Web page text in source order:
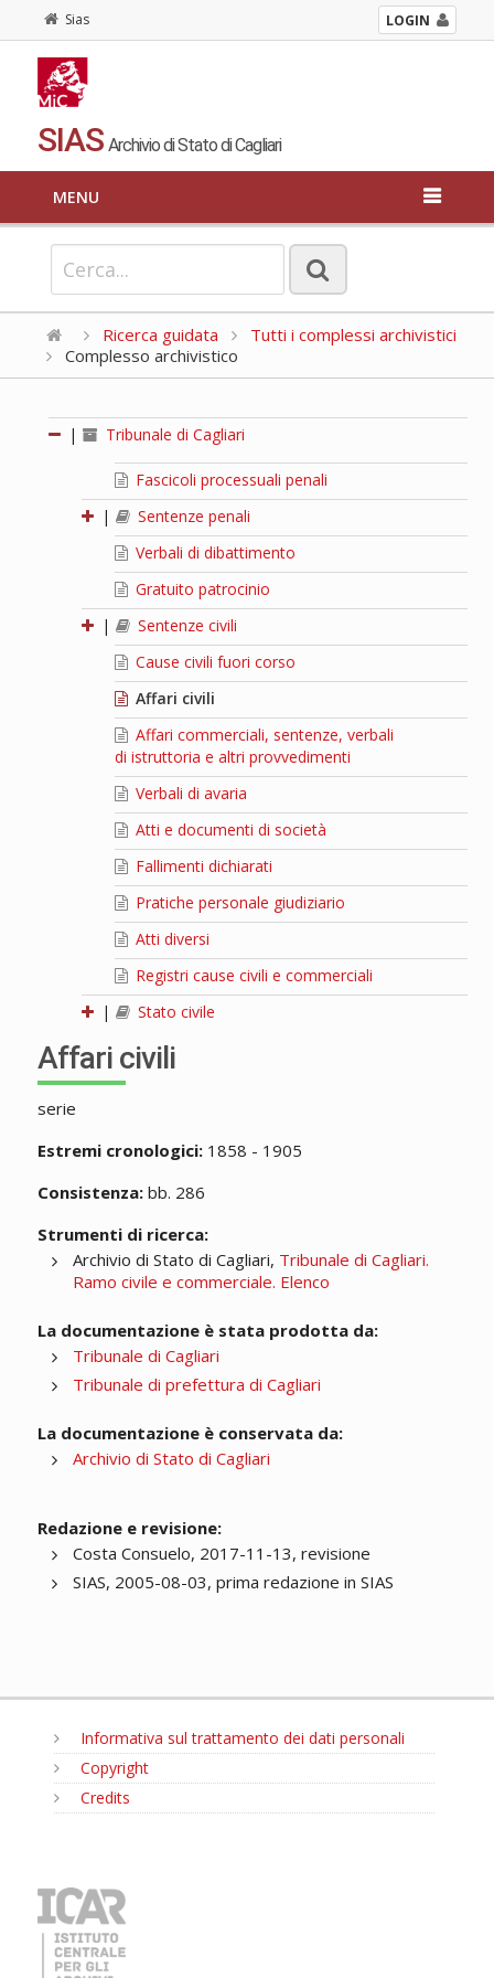
Sias LOGIN
SIAS Archivio di Stato di Cagliari
MENU
Ricerca guidata
Tutti i complessi archivistici
Complesso archivistico
| Tribunale di Cagliari
Fascicoli processuali penali
|
Sentenze penali
Verbali di dibattimento
Gratuito patrocinio
|
Sentenze civili
Cause civili fuori corso
Affari civili
Affari commerciali, sentenze, verbali
di istruttoria e altri provvedimenti
Verbali di avaria
Atti e documenti di società
Fallimenti dichiarati
Pratiche personale giudiziario
Atti diversi
Registri cause civili e commerciali
|
Stato civile
Affari civili
serie
Estremi cronologici:1858 - 1905
Consistenza:bb. 286
Strumenti di ricerca:
Archivio di Stato di Cagliari, Tribunale di Cagliari.
Ramo civile e commerciale. Elenco
La documentazione è stata prodotta da:
Tribunale di Cagliari
Tribunale di prefettura di Cagliari
La documentazione è conservata da:
Archivio di Stato di Cagliari
Redazione e revisione:
Costa Consuelo, 2017-11-13, revisione
SIAS, 2005-08-03, prima redazione in SIAS
Informativa sul trattamento dei dati personali
Copyright
Credits